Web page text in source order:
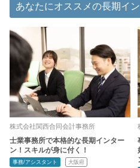
あなたにオススメの長期イ
株式会社関西合同会計事務所
士業事務所で本格的な長期インター
ン！スキルが身に付く！
事務/アシスタント 大阪府